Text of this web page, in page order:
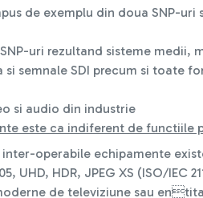
de exemplu din doua SNP-
uri rezultand sisteme medii,
si semnale SDI precum si
si audio din industrie
este ca indiferent de functiile
operabile echipamente
UHD, HDR, JPEG XS (ISO/IEC
de televiziune sau